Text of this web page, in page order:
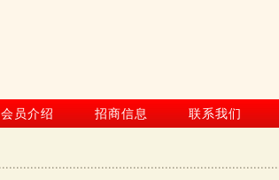
会员介绍 招商信息 联系我们